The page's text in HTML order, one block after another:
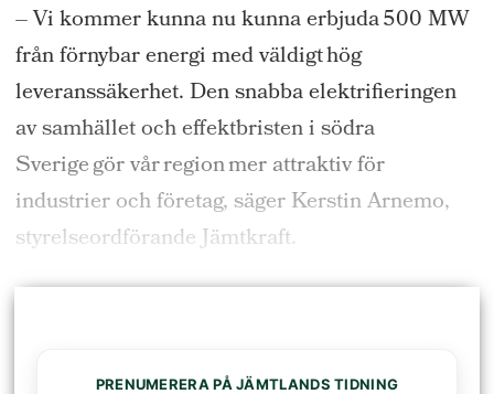
– Vi kommerkunnanu kunnaerbjuda 500 MW
från förnybar energi med väldigt hög
leveranssäkerhet. Den snabba elektrifieringen
av samhället och effektbristen i södra
Sverige gör vår region mer attraktiv för
industrier och företag, säger Kerstin Arnemo,
styrelseordförande Jämtkraft.
PRENUMERERA PÅ JÄMTLANDS TIDNING